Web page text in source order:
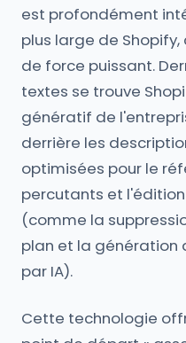
est profondément
plus large de
de force puissant.
textes se trouve
génératif de
derrière les
optimisées pour le
percutants et
(comme la
plan et la génération
par IA).
Cette technologie